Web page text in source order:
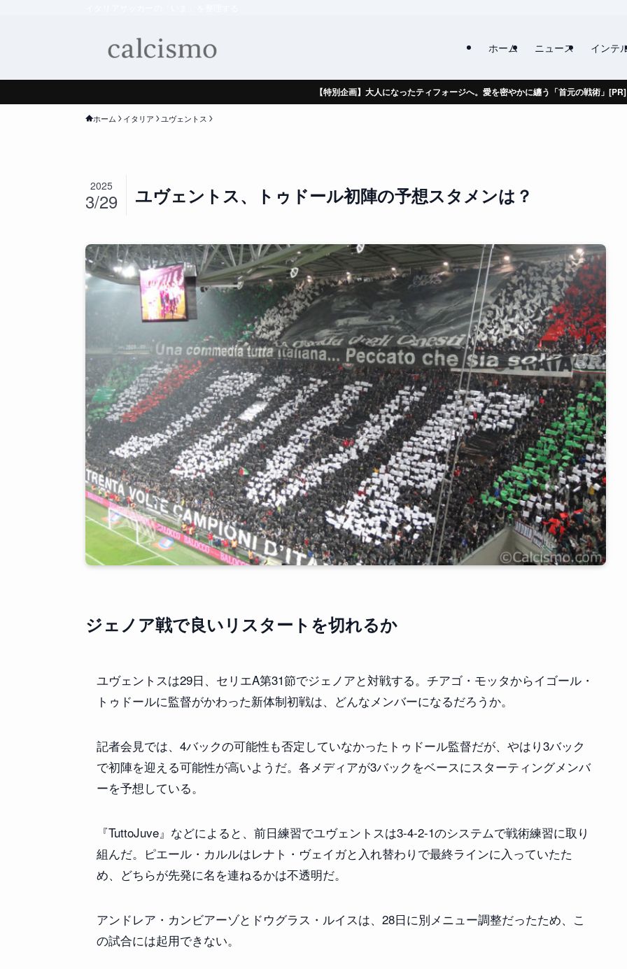
ホーム ニュース インテ
【特別企画】大人になったティフォージへ。愛を密やかに纏う「首元の戦術」[PR]
ホーム イタリア ユヴェントス
ユヴェントス、トゥドール初陣の予想スタメンは？
2025
3/29
ジェノア戦で良いリスタートを切れるか
ユヴェントスは29日、セリエA第31節でジェノアと対戦する。チアゴ・モッタからイゴール・
トゥドールに監督がかわった新体制初戦は、どんなメンバーになるだろうか。
記者会見では、4バックの可能性も否定していなかったトゥドール監督だが、やはり3バック
で初陣を迎える可能性が高いようだ。各メディアが3バックをベースにスターティングメンバ
ーを予想している。
『TuttoJuve』などによると、前日練習でユヴェントスは3-4-2-1のシステムで戦術練習に取り
組んだ。ピエール・カルルはレナト・ヴェイガと入れ替わりで最終ラインに入っていたた
め、どちらが先発に名を連ねるかは不透明だ。
アンドレア・カンビアーゾとドウグラス・ルイスは、28日に別メニュー調整だったため、こ
の試合には起用できない。